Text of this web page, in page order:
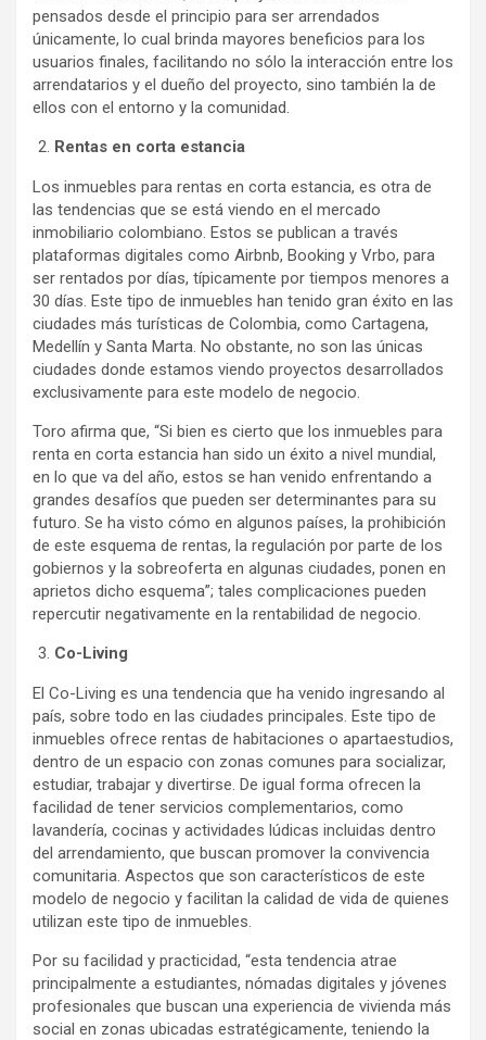
pensados desde el principio para ser arrendados
únicamente, lo cual brinda mayores beneficios para los
usuarios finales, facilitando no sólo la interacción entre los
arrendatarios y el dueño del proyecto, sino también la de
ellos con el entorno y la comunidad.
Rentas en corta estancia
Los inmuebles para rentas en corta estancia, es otra de
las tendencias que se está viendo en el mercado
inmobiliario colombiano. Estos se publican a través
plataformas digitales como Airbnb, Booking y Vrbo, para
ser rentados por días, típicamente por tiempos menores a
30 días. Este tipo de inmuebles han tenido gran éxito en las
ciudades más turísticas de Colombia, como Cartagena,
Medellín y Santa Marta. No obstante, no son las únicas
ciudades donde estamos viendo proyectos desarrollados
exclusivamente para este modelo de negocio.
Toro afirma que, “Si bien es cierto que los inmuebles para
renta en corta estancia han sido un éxito a nivel mundial,
en lo que va del año, estos se han venido enfrentando a
grandes desafíos que pueden ser determinantes para su
futuro. Se ha visto cómo en algunos países, la prohibición
de este esquema de rentas, la regulación por parte de los
gobiernos y la sobreoferta en algunas ciudades, ponen en
aprietos dicho esquema”; tales complicaciones pueden
repercutir negativamente en la rentabilidad de negocio.
Co-Living
El Co-Living es una tendencia que ha venido ingresando al
país, sobre todo en las ciudades principales. Este tipo de
inmuebles ofrece rentas de habitaciones o apartaestudios,
dentro de un espacio con zonas comunes para socializar,
estudiar, trabajar y divertirse. De igual forma ofrecen la
facilidad de tener servicios complementarios, como
lavandería, cocinas y actividades lúdicas incluidas dentro
del arrendamiento, que buscan promover la convivencia
comunitaria. Aspectos que son característicos de este
modelo de negocio y facilitan la calidad de vida de quienes
utilizan este tipo de inmuebles.
Por su facilidad y practicidad, “esta tendencia atrae
principalmente a estudiantes, nómadas digitales y jóvenes
profesionales que buscan una experiencia de vivienda más
social en zonas ubicadas estratégicamente, teniendo la